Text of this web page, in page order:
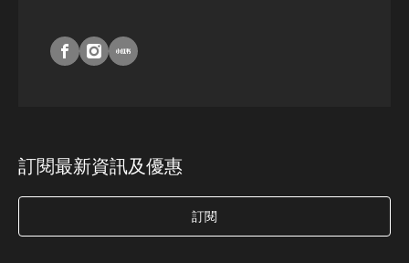
訂閱最新資訊及優惠
訂閱